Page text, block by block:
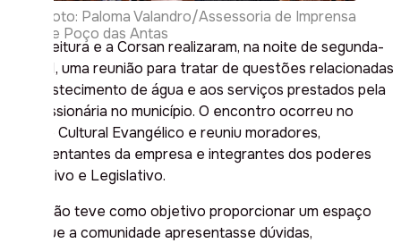
Foto: Paloma Valandro/Assessoria de Imprensa
de Poço das Antas
A Prefeitura e a Corsan realizaram, na noite de segunda-
feira, 11, uma reunião para tratar de questões relacionadas
ao abastecimento de água e aos serviços prestados pela
concessionária no município. O encontro ocorreu no
Centro Cultural Evangélico e reuniu moradores,
representantes da empresa e integrantes dos poderes
Executivo e Legislativo.
A reunião teve como objetivo proporcionar um espaço
para que a comunidade apresentasse dúvidas,